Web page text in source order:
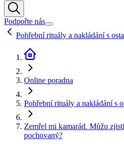
Podpořte nás
Pohřební rituály a nakládání s
Online poradna
Pohřební rituály a nakládání s
Zemřel mi kamarád. Můžu
pochovaný?